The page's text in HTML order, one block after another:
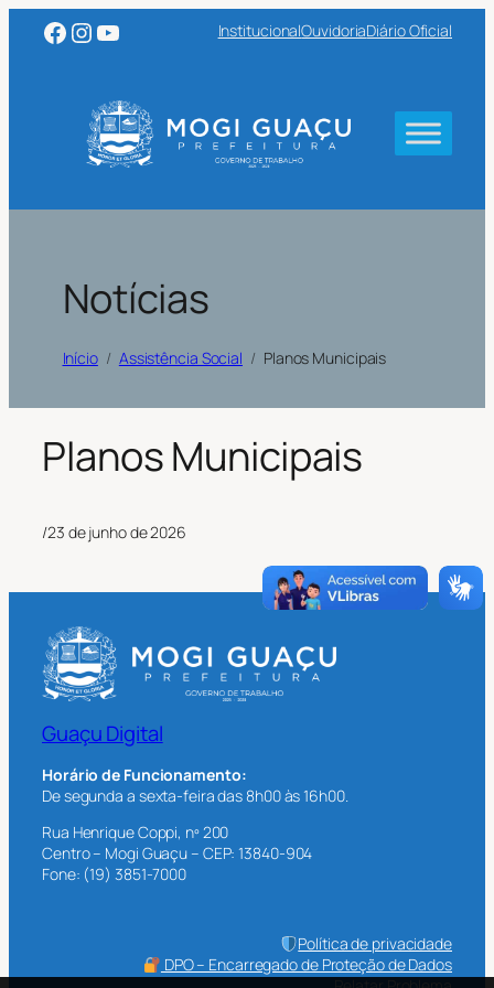
Facebook Instagram Youtube InstitucionalOuvidoriaDiário Oficial
Notícias
Início Assistência Social Planos Municipais
Planos Municipais
/23 de junho de 2026
Guaçu Digital
Horário de Funcionamento:
De segunda a sexta-feira das 8h00 às 16h00.
Rua Henrique Coppi, nº 200
Centro – Mogi Guaçu – CEP: 13840-904
Fone: (19) 3851-7000
Política de privacidade
DPO – Encarregado de Proteção de Dados